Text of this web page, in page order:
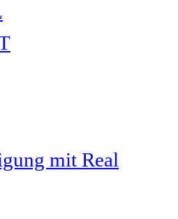
mit Real